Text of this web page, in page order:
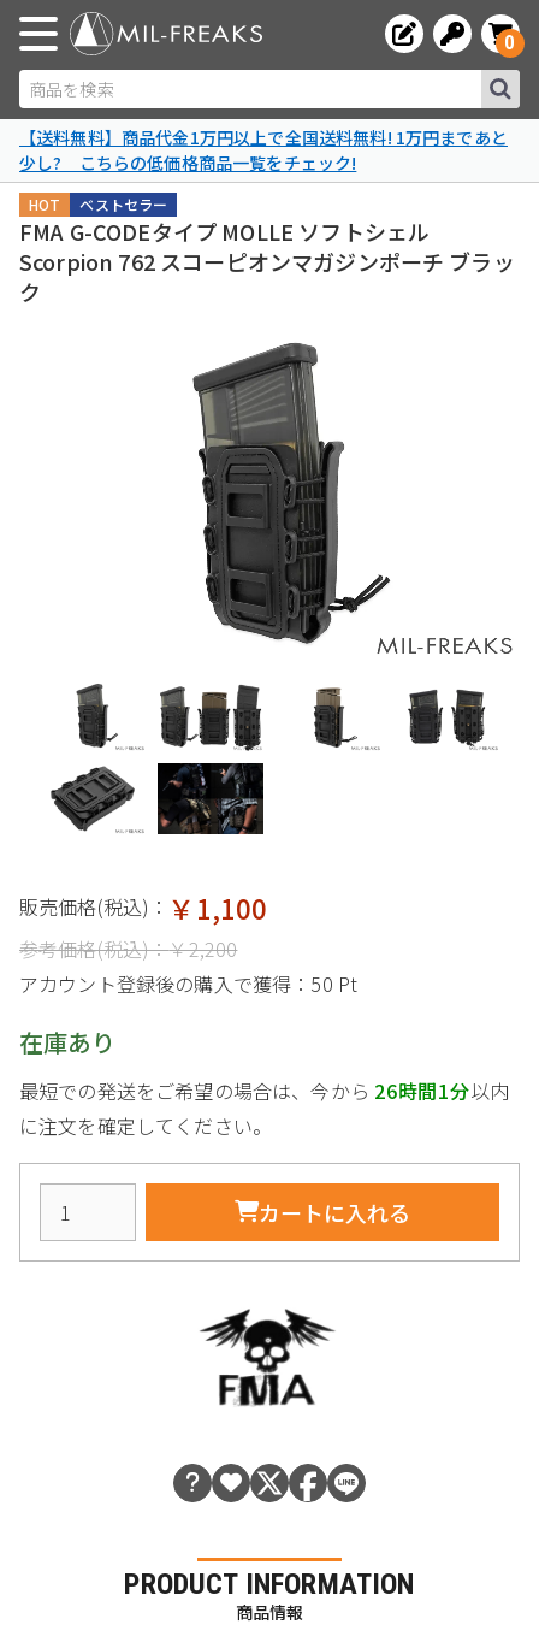
商品を検索
0
【送料無料】商品代金1万円以上で全国送料無料! 1万円まであと
少し? こちらの低価格商品一覧をチェック!
ベストセラー
HOT
FMA G-CODEタイプ MOLLE ソフトシェル
Scorpion 762 スコーピオンマガジンポーチ ブラッ
ク
販売価格(税込)： ￥1,100
参考価格(税込)：￥2,200
アカウント登録後の購入で獲得： 50 Pt
在庫あり
最短での発送をご希望の場合は、今から 26時間1分以内
に注文を確定してください。
カートに入れる
PRODUCT INFORMATION
商品情報